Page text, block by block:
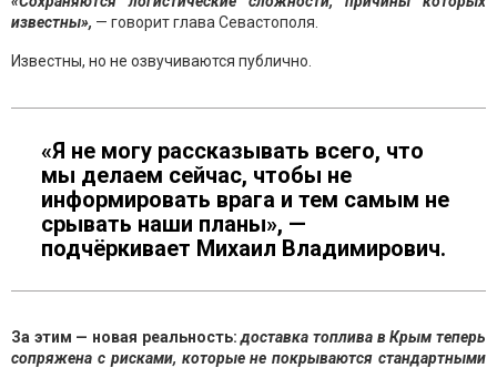
известны», — говорит глава Севастополя.
Известны, но не озвучиваются публично.
«Я не могу рассказывать всего, что
мы делаем сейчас, чтобы не
информировать врага и тем самым не
срывать наши планы», —
подчёркивает Михаил Владимирович.
За этим — новая реальность: доставка топлива в Крым теперь
сопряжена с рисками, которые не покрываются стандартными